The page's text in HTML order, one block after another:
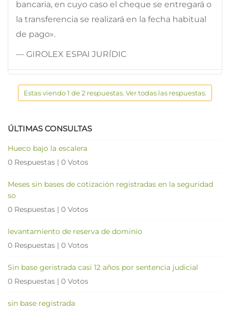
bancaria, en cuyo caso el cheque se entregará o
la transferencia se realizará en la fecha habitual
de pago».
— GIROLEX ESPAI JURÍDIC
Estas viendo 1 de 2 respuestas. Ver todas las respuestas.
ÚLTIMAS CONSULTAS
Hueco bajo la escalera
0 Respuestas | 0 Votos
Meses sin bases de cotización registradas en la seguridad
so
0 Respuestas | 0 Votos
levantamiento de reserva de dominio
0 Respuestas | 0 Votos
Sin base geristrada casi 12 años por sentencia judicial
0 Respuestas | 0 Votos
sin base registrada